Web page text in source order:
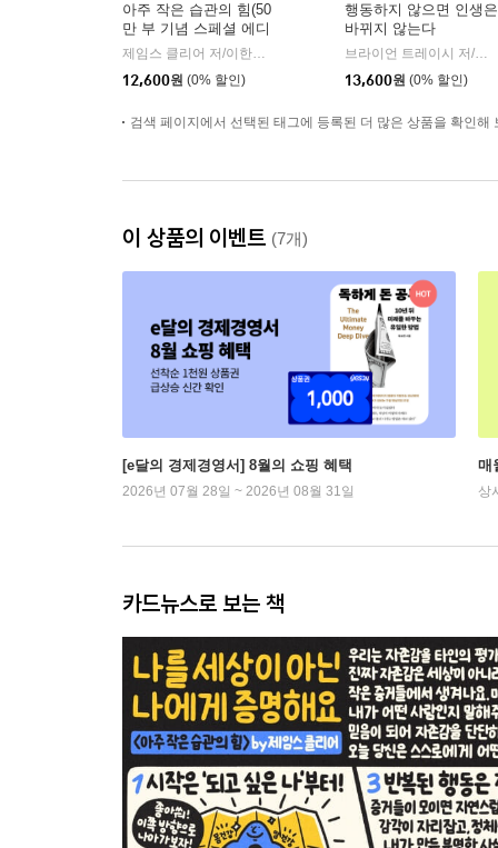
아주 작은 습관의 힘(50
만 부 기념 스페셜 에디
션)
제임스 클리어 저/이한이 역
비즈니스북스
12,600원 (0% 할인)
행동하지 않으면 인생은
바뀌지 않는다
브라이언 트레이시 저/정지현 역
13,600원 (0% 할인)
검색 페이지에서 선택된 태그에 등록된 더 많은 상품을 확인해
이 상품의 이벤트 (7개)
[e달의 경제경영서] 8월의 쇼핑 혜택
2026년 07월 28일 ~ 2026년 08월 31일
매
상
카드뉴스로 보는 책